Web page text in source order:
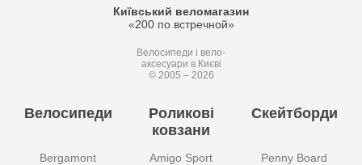
Київський веломагазин
«200 по встречной»
Велосипеди і вело-
аксесуари в Києві
© 2005 – 2026
Велосипеди
Bergamont
Роликові
ковзани
Amigo Sport
Скейтборди
Penny Board